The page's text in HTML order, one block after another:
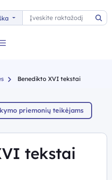
Paieška
Benedikto XVI tekstai
priemonių teikėjams
tekstai